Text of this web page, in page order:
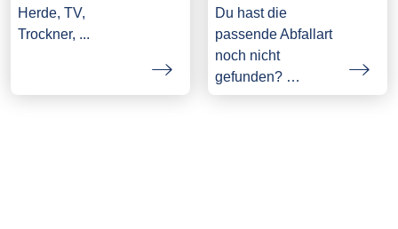
Herde, TV,
Trockner, ...
Du hast die
passende Abfallart
noch nicht
gefunden? …